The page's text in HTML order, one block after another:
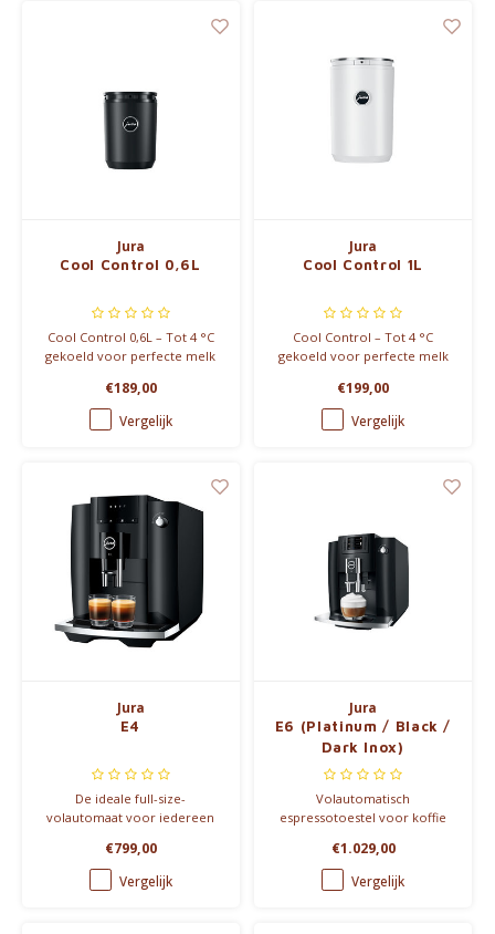
Jura
Cool Control 0,6L
Cool Control 0,6L – Tot 4 °C
gekoeld voor perfecte melk
€189,00
Vergelijk
Jura
Cool Control 1L
Cool Control – Tot 4 °C
gekoeld voor perfecte melk
€199,00
Vergelijk
Jura
E4
De ideale full-size-
volautomaat voor iedereen
essentie wil concentreren:
perfect koffiegenot.
€799,00
Vergelijk
Jura
E6 (Platinum / Black /
Dark Inox)
Volautomatisch
espressotoestel voor koffie
bereidingen, met een draai
aan de knop.
€1.029,00
Vergelijk